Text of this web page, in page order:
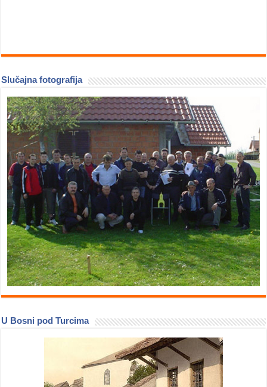
Slučajna fotografija
U Bosni pod Turcima